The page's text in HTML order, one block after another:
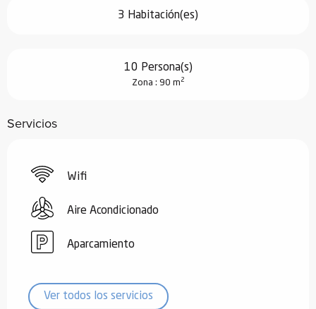
3 Habitación(es)
10 Persona(s)
Zona : 90 m 2
Servicios
Wifi
Aire Acondicionado
Aparcamiento
Ver todos los servicios